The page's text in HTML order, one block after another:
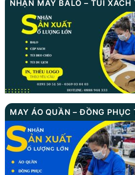
NHẬN MAY BALO – TÚI XÁCH
MAY ÁO QUẦN – ĐỒNG PHỤC